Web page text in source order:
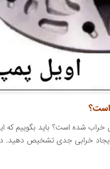
است؟
خراب شده است؟ باید بگوییم که
ایجاد خرابی جدی تشخیص دهید.